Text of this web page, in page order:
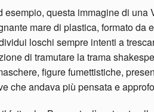
esempio, questa immagine di
mare di plastica, formato da
loschi sempre intenti a
di tramutare la trama
figure fumettistiche,
che andava più pensata e